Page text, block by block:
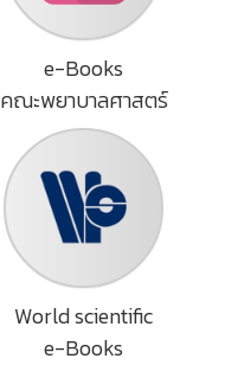
e-Books
คณะพยาบาลศาสตร์
World scientific
e-Books